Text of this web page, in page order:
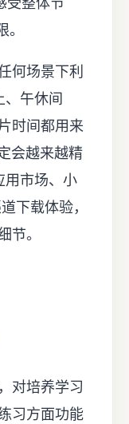
受整体节
何场景下利
午休间
时间都用来
会越来越精
用市场、 小
下载体验，
节。
对培养学习
习方面功能